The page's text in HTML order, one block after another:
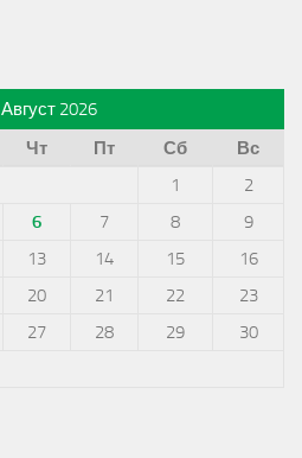
Август 2026
Чт Пт Сб
Вс
1
2
6 7 8
9
13 14 15
16
20 21 22
23
27 28 29
30